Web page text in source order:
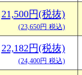
21,500円(税抜)
(23,650円 税込)
22,182円(税抜)
(24,400円 税込)